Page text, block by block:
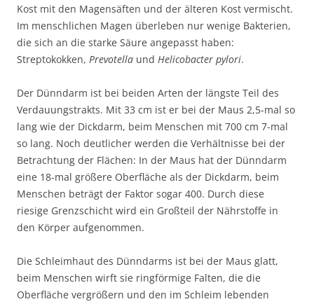
Kost mit den Magensäften und der älteren Kost vermischt.
Im menschlichen Magen überleben nur wenige Bakterien,
die sich an die starke Säure angepasst haben:
Streptokokken, Prevotella und Helicobacter pylori.
Der Dünndarm ist bei beiden Arten der längste Teil des
Verdauungstrakts. Mit 33 cm ist er bei der Maus 2,5-mal so
lang wie der Dickdarm, beim Menschen mit 700 cm 7-mal
so lang. Noch deutlicher werden die Verhältnisse bei der
Betrachtung der Flächen: In der Maus hat der Dünndarm
eine 18-mal größere Oberfläche als der Dickdarm, beim
Menschen beträgt der Faktor sogar 400. Durch diese
riesige Grenzschicht wird ein Großteil der Nährstoffe in
den Körper aufgenommen.
Die Schleimhaut des Dünndarms ist bei der Maus glatt,
beim Menschen wirft sie ringförmige Falten, die die
Oberfläche vergrößern und den im Schleim lebenden